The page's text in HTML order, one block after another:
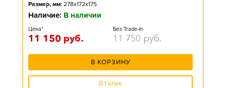
Размер, мм: 278x172x175
Наличие: В наличии
Цена*
11 150 руб.
Без Trade-in
11 750 руб.
В КОРЗИНУ
В 1 клик